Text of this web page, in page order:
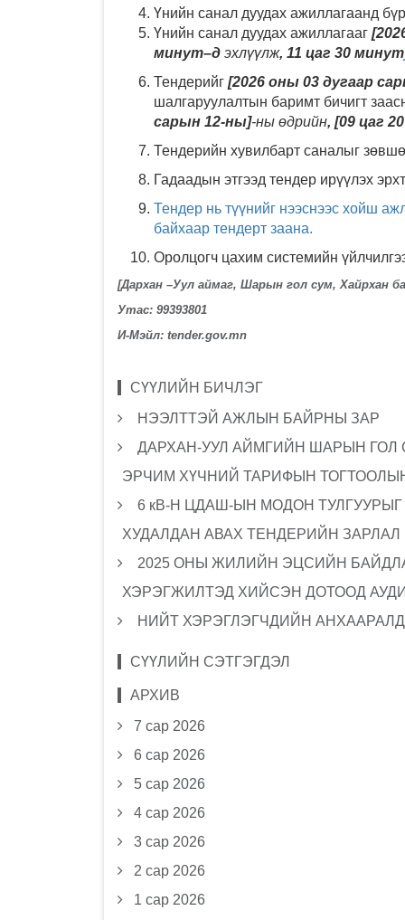
Үнийн санал дуудах ажиллагаанд
Үнийн санал дуудах ажиллагааг
минут–д эхлүүлж, 11 цаг 30 минут
Тендерийг [2026 оны 03 дугаар
шалгаруулалтын баримт бичигт
сарын 12-ны]-ны өдрийн, [09 цаг
Тендерийн хувилбарт саналыг
Гадаадын этгээд тендер ирүүлэх
Тендер нь түүнийг нээснээс хойш
байхаар тендерт заана.
Оролцогч цахим системийн
[Дархан –Уул аймаг, Шарын гол сум, Хайрхан
Утас: 99393801
И-Мэйл: tender.gov.mn
СҮҮЛИЙН БИЧЛЭГ
НЭЭЛТТЭЙ АЖЛЫН БАЙРНЫ ЗАР
ДАРХАН-УУЛ АЙМГИЙН ШАРЫН ГОЛ
ЭРЧИМ ХҮЧНИЙ ТАРИФЫН
6 кВ-Н ЦДАШ-ЫН МОДОН
ХУДАЛДАН АВАХ ТЕНДЕРИЙН ЗАРЛАЛ
2025 ОНЫ ЖИЛИЙН ЭЦСИЙН
ХЭРЭГЖИЛТЭД ХИЙСЭН ДОТООД
НИЙТ ХЭРЭГЛЭГЧДИЙН АНХААРАЛД
СҮҮЛИЙН СЭТГЭГДЭЛ
АРХИВ
7 сар 2026
6 сар 2026
5 сар 2026
4 сар 2026
3 сар 2026
2 сар 2026
1 сар 2026